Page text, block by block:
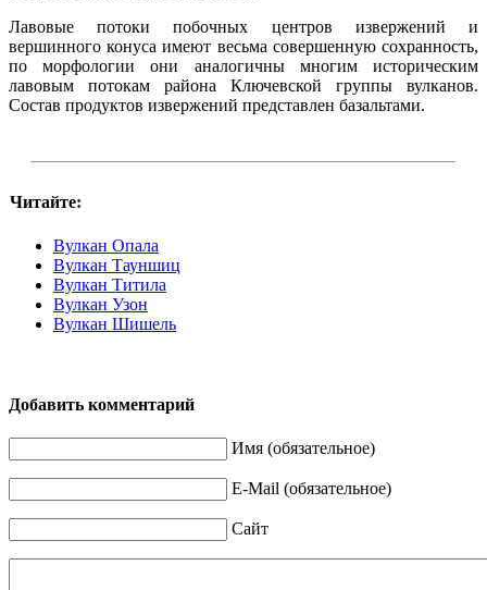
Лавовые потоки побочных центров извержений и
вершинного конуса имеют весьма совершенную сохранность,
по морфологии они аналогичны многим историческим
лавовым потокам района Ключевской группы вулканов.
Состав продуктов извержений представлен базальтами.
Читайте:
Вулкан Опала
Вулкан Тауншиц
Вулкан Титила
Вулкан Узон
Вулкан Шишель
Добавить комментарий
Имя (обязательное)
E-Mail (обязательное)
Сайт